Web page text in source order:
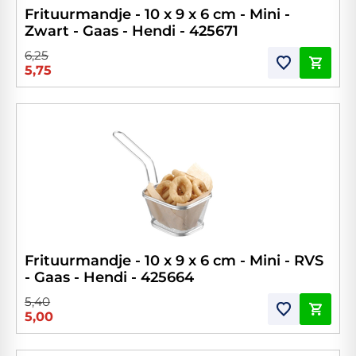
Frituurmandje - 10 x 9 x 6 cm - Mini -
Zwart - Gaas - Hendi - 425671
6,25
5,75
Frituurmandje - 10 x 9 x 6 cm - Mini - RVS
- Gaas - Hendi - 425664
5,40
5,00